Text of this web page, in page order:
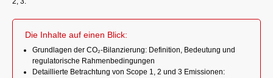
Die Inhalte auf einen Blick:
Grundlagen der CO₂-Bilanzierung: Definition, Bedeutung und
regulatorische Rahmenbedingungen
Detaillierte Betrachtung von Scope 1, 2 und 3 Emissionen: